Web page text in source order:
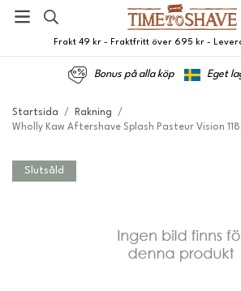
Frakt 49 kr - Fraktfritt över 695 kr -
Bonus på alla köp Eget
Startsida / Rakning
/
Wholly Kaw Aftershave Splash Pasteur Vision
Slutsåld